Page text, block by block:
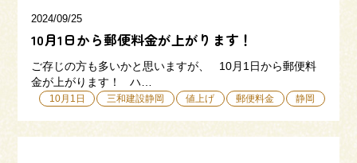
054-365-3838
2024/09/25
10月1日から郵便料金が上がります！
ご存じの方も多いかと思いますが、 10月1日から郵便料
金が上がります！ ハ…
10月1日 三和建設静岡 値上げ 郵便料金 静岡